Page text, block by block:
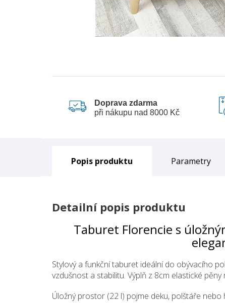
Doprava zdarma
při nákupu nad 8000 Kč
Popis Parametry
Detailní popis produktu
Taburet Florencie s
Stylový a funkční taburet ideální do obývacího
vzdušnost a stabilitu. Výplň z 8cm elastické
Úložný prostor (22 l) pojme deku, polštáře nebo